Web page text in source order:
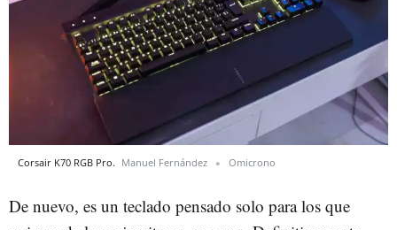
Corsair K70 RGB Pro. Manuel Fernández Omicrono
De nuevo, es un teclado pensado solo para los que